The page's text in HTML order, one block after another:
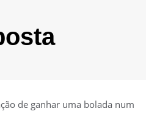
de ganhar uma bolada num